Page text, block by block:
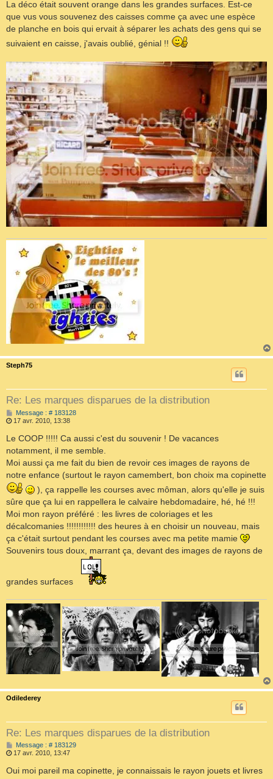
La déco était souvent orange dans les grandes surfaces. Est-ce
que vus vous souvenez des caisses comme ça avec une espèce
de planche en bois qui ervait à séparer les achats des gens qui se
suivaient en caisse, j'avais oublié, génial !!
Steph75
Re: Les marques disparues de la distribution
Message : # 183128M
s
g
17 avr. 2010, 13:38
Le COOP !!!!! Ca aussi c'est du souvenir ! De vacances
notamment, il me semble.
Moi aussi ça me fait du bien de revoir ces images de rayons de
notre enfance (surtout le rayon camembert, bon choix ma copinette
), ça rappelle les courses avec môman, alors qu'elle je suis
sûre que ça lui en rappellera le calvaire hebdomadaire, hé, hé !!!
Moi mon rayon préféré : les livres de coloriages et les
décalcomanies !!!!!!!!!!!! des heures à en choisir un nouveau, mais
ça c'était surtout pendant les courses avec ma petite mamie
Souvenirs tous doux, marrant ça, devant des images de rayons de
grandes surfaces
Odilederey
Re: Les marques disparues de la distribution
Message : # 183129M
s
17 avr. 2010, 13:47
Oui moi pareil ma copinette, je connaissais le rayon jouets et livres